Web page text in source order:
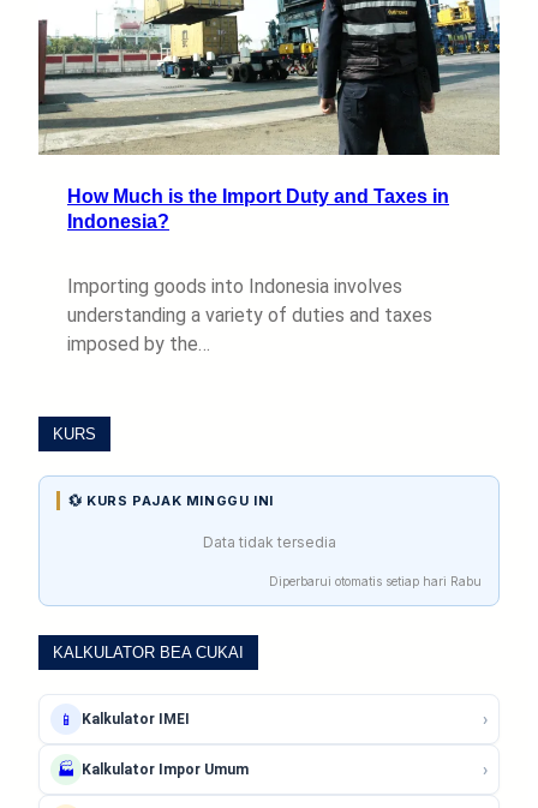
How Much is the Import Duty and Taxes in
Indonesia?
Importing goods into Indonesia involves
understanding a variety of duties and taxes
imposed by the…
KURS
💱 KURS PAJAK MINGGU INI
Data tidak tersedia
Diperbarui otomatis setiap hari Rabu
KALKULATOR BEA CUKAI
📱 Kalkulator IMEI ›
🏭 Kalkulator Impor Umum ›